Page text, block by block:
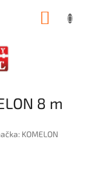
8 m
KOMELON